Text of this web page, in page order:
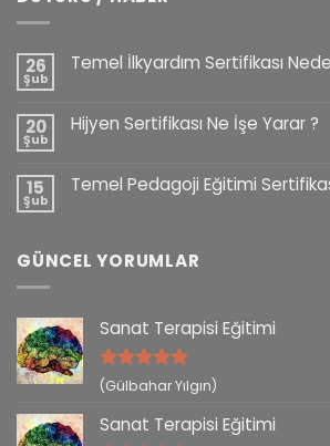
26
Şub
Temel İlkyardım Sertifikası
20
Şub
Hijyen Sertifikası Ne İşe Yarar ?
15
Şub
Temel Pedagoji Eğitimi
GÜNCEL YORUMLAR
Sanat Terapisi Eğitimi
5 üzerinden
(Gülbahar Yılgın)
Sanat Terapisi Eğitimi